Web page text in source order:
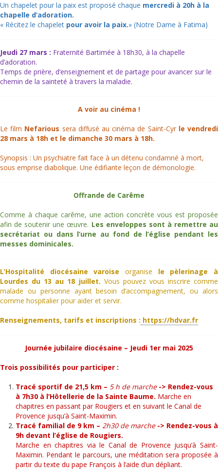
Un chapelet pour la paix est proposé chaque mercredi à 20h à la
chapelle d’adoration.
« Récitez le chapelet pour avoir la paix.» (Notre Dame à Fatima)
Jeudi 27 mars : Fraternité Bartimée à 18h30, à la chapelle
d’adoration.
Temps de prière, d’enseignement et de partage pour avancer sur le
chemin de la sainteté à travers la maladie.
A voir au cinéma !
Le film Nefarious sera diffusé au cinéma de Saint-Cyrle vendredi
28 mars à 18h et le dimanche 30 mars à 18h.
Synopsis : Un psychiatre fait face à un détenu condamné à mort,
sous emprise diabolique. Une édifiante leçon de démonologie.
Offrande de Carême
Comme à chaque carême, une action concrète vous est proposée
afin de soutenir une œuvre. Les enveloppes sont à remettre au
secrétariat ou dans l’urne au fond de l’église pendant les
messes dominicales.
L’Hospitalité diocésaine varoise organise le pèlerinage à
Lourdes du 13 au 18 juillet. Vous pouvez vous inscrire comme
malade ou personne ayant besoin d’accompagnement, ou alors
comme hospitalier pour aider et servir.
Renseignements, tarifs et inscriptions : https://hdvar.fr
Journée jubilaire diocésaine – Jeudi 1er mai 2025
Trois possibilités pour participer :
Tracé sportif de 21,5 km – 5 h de marche-> Rendez-vous
à 7h30 à l’Hôtellerie de la Sainte Baume. Marche en
chapitres en passant par Rougiers et en suivant le Canal de
Provence jusqu’à Saint-Maximin.
Tracé familial de 9 km – 2h30 de marche-> Rendez-vous à
9h devant l’église de Rougiers.
Marche en chapitres via le Canal de Provence jusqu’à Saint-
Maximin. Pendant le parcours, une méditation sera proposée à
partir du texte du pape François à l’aide d’un dépliant.